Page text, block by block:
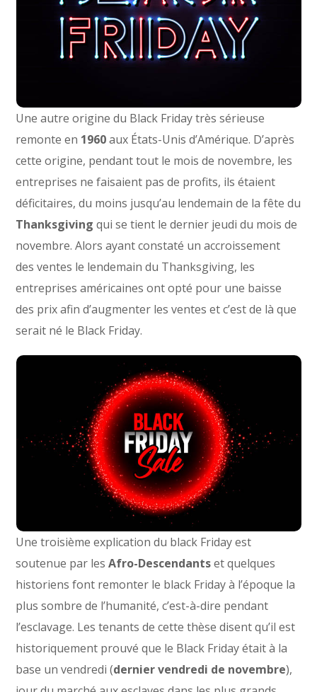
Une autre origine du Black Friday très sérieuse
remonte en 1960aux États-Unis d’Amérique. D’après
cette origine, pendant tout le mois de novembre, les
entreprises ne faisaient pas de profits, ils étaient
déficitaires, du moins jusqu’au lendemain de la fête du
Thanksgiving qui se tient le dernier jeudi du mois de
novembre. Alors ayant constaté un accroissement
des ventes le lendemain du Thanksgiving, les
entreprises américaines ont opté pour une baisse
des prix afin d’augmenter les ventes et c’est de là que
serait né le Black Friday.
Une troisième explication du black Friday est
soutenue par lesAfro-Descendantset quelques
historiens font remonter le black Friday à l’époque la
plus sombre de l’humanité, c’est-à-dire pendant
l’esclavage. Les tenants de cette thèse disent qu’il est
historiquement prouvé que le Black Friday était à la
base un vendredi (dernier vendredi de novembre),